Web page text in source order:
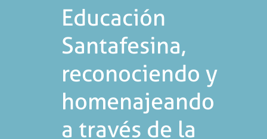
Educación
Santafesina,
reconociendo y
homenajeando
a través de la